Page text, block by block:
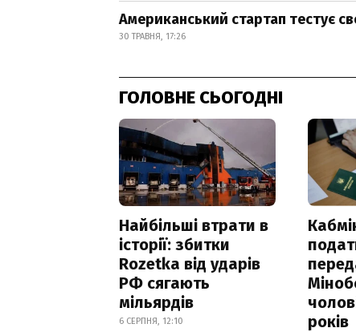
Американський стартап тестує
30 ТРАВНЯ, 17:26
ГОЛОВНЕ СЬОГОДНІ
Найбільші втрати в
історії: збитки
Rozetka від ударів
РФ сягають
мільярдів
6 СЕРПНЯ, 12:10
років